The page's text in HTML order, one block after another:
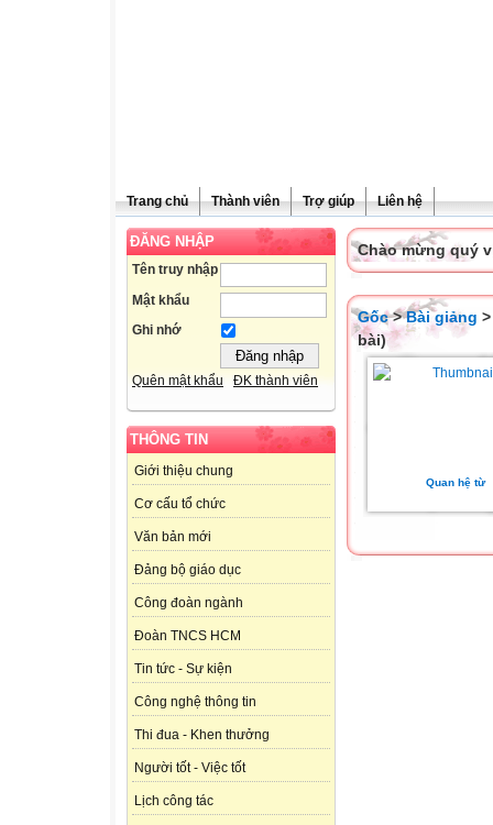
Trang chủ Thành viên Trợ giúp Liên hệ
ĐĂNG NHẬP
Tên truy nhập
Mật khẩu
Ghi nhớ
Quên mật khẩu ĐK thành viên
THÔNG TIN
Giới thiệu chung
Cơ cấu tổ chức
Văn bản mới
Đảng bộ giáo dục
Công đoàn ngành
Đoàn TNCS HCM
Tin tức - Sự kiện
Công nghệ thông tin
Thi đua - Khen thưởng
Người tốt - Việc tốt
Lịch công tác
Chào mừng quý
Gốc>Bài giảng
bài)
Quan hệ từ